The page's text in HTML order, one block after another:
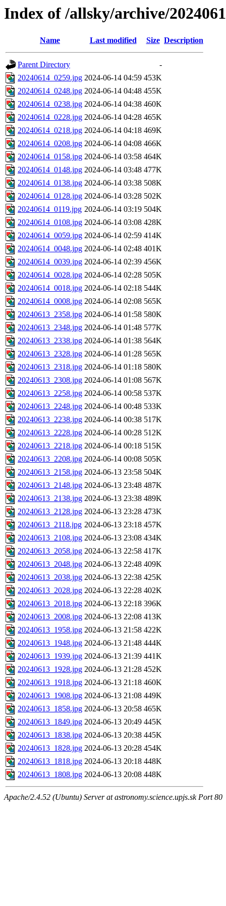
Index of /allsky/archive/
Name Last modified Size Description
Parent Directory
-
20240614_0259.jpg 2024-06-14 04:59 453K
20240614_0248.jpg 2024-06-14 04:48 455K
20240614_0238.jpg 2024-06-14 04:38 460K
20240614_0228.jpg 2024-06-14 04:28 465K
20240614_0218.jpg 2024-06-14 04:18 469K
20240614_0208.jpg 2024-06-14 04:08 466K
20240614_0158.jpg 2024-06-14 03:58 464K
20240614_0148.jpg 2024-06-14 03:48 477K
20240614_0138.jpg 2024-06-14 03:38 508K
20240614_0128.jpg 2024-06-14 03:28 502K
20240614_0119.jpg 2024-06-14 03:19 504K
20240614_0108.jpg 2024-06-14 03:08 428K
20240614_0059.jpg 2024-06-14 02:59 414K
20240614_0048.jpg 2024-06-14 02:48 401K
20240614_0039.jpg 2024-06-14 02:39 456K
20240614_0028.jpg 2024-06-14 02:28 505K
20240614_0018.jpg 2024-06-14 02:18 544K
20240614_0008.jpg 2024-06-14 02:08 565K
20240613_2358.jpg 2024-06-14 01:58 580K
20240613_2348.jpg 2024-06-14 01:48 577K
20240613_2338.jpg 2024-06-14 01:38 564K
20240613_2328.jpg 2024-06-14 01:28 565K
20240613_2318.jpg 2024-06-14 01:18 580K
20240613_2308.jpg 2024-06-14 01:08 567K
20240613_2258.jpg 2024-06-14 00:58 537K
20240613_2248.jpg 2024-06-14 00:48 533K
20240613_2238.jpg 2024-06-14 00:38 517K
20240613_2228.jpg 2024-06-14 00:28 512K
20240613_2218.jpg 2024-06-14 00:18 515K
20240613_2208.jpg 2024-06-14 00:08 505K
20240613_2158.jpg 2024-06-13 23:58 504K
20240613_2148.jpg 2024-06-13 23:48 487K
20240613_2138.jpg 2024-06-13 23:38 489K
20240613_2128.jpg 2024-06-13 23:28 473K
20240613_2118.jpg 2024-06-13 23:18 457K
20240613_2108.jpg 2024-06-13 23:08 434K
20240613_2058.jpg 2024-06-13 22:58 417K
20240613_2048.jpg 2024-06-13 22:48 409K
20240613_2038.jpg 2024-06-13 22:38 425K
20240613_2028.jpg 2024-06-13 22:28 402K
20240613_2018.jpg 2024-06-13 22:18 396K
20240613_2008.jpg 2024-06-13 22:08 413K
20240613_1958.jpg 2024-06-13 21:58 422K
20240613_1948.jpg 2024-06-13 21:48 444K
20240613_1939.jpg 2024-06-13 21:39 441K
20240613_1928.jpg 2024-06-13 21:28 452K
20240613_1918.jpg 2024-06-13 21:18 460K
20240613_1908.jpg 2024-06-13 21:08 449K
20240613_1858.jpg 2024-06-13 20:58 465K
20240613_1849.jpg 2024-06-13 20:49 445K
20240613_1838.jpg 2024-06-13 20:38 445K
20240613_1828.jpg 2024-06-13 20:28 454K
20240613_1818.jpg 2024-06-13 20:18 448K
20240613_1808.jpg 2024-06-13 20:08 448K
Apache/2.4.52 (Ubuntu) Server at astronomy.science.upjs.sk Port 80